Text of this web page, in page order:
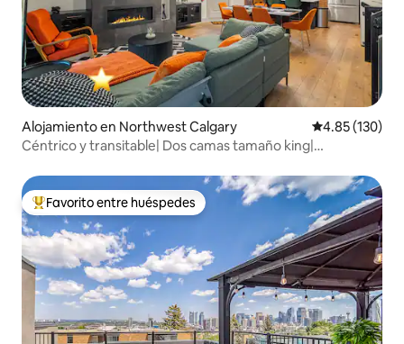
Alojamiento en Northwest Calgary Calificación
4.85 (130)
Céntrico y transitable| Dos camas tamaño king|
Favorito entre huéspedes preferido
Favorito entre huéspedes